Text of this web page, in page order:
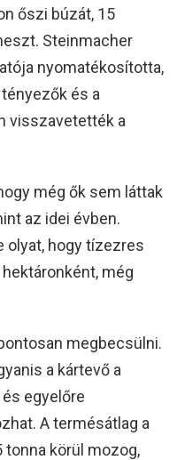
őszi búzát, 15
Steinmacher
nyomatékosította,
és a
visszavetették a
még ők sem láttak
az idei évben.
olyat, hogy tízezres
még
megbecsülni.
a kártevő a
egyelőre
A termésátlag a
körül mozog,